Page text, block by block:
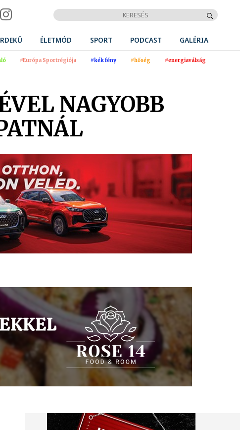
ÉLETMÓD SPORT PODCAST GALÉRIA
#Európa Sportrégiója #kék fény #hőség #energiaválság
NAGYOBB